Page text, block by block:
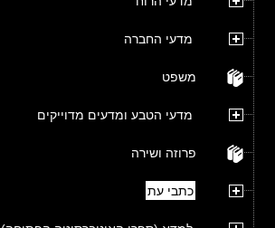
מדעי החברה
משפט
מדעי הטבע ומדעים מדוייקים
פרוזה ושירה
כתבי עת